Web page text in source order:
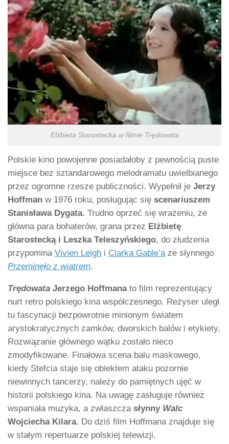
Elżbieta Starostecka w filmie Trędowata
Polskie kino powojenne posiadałoby z pewnością puste
miejsce bez sztandarowego melodramatu uwielbianego
przez ogromne rzesze publiczności. Wypełnił je Jerzy
Hoffman w 1976 roku, posługując się scenariuszem
Stanisława Dygata. Trudno oprzeć się wrażeniu, że
główna para bohaterów, grana przez Elżbietę
Starostecką i Leszka Teleszyńskiego, do złudzenia
przypomina Vivien Leigh i Clarka Gable’aze słynnego
Przeminęło z wiatrem.
Trędowata Jerzego Hoffmanato film reprezentujący
nurt retro polskiego kina współczesnego. Reżyser uległ
tu fascynacji bezpowrotnie minionym światem
arystokratycznych zamków, dworskich balów i etykiety.
Rozwiązanie głównego wątku zostało nieco
zmodyfikowane. Finałowa scena balu maskowego,
kiedy Stefcia staje się obiektem ataku pozornie
niewinnych tancerzy, należy do pamiętnych ujęć w
historii polskiego kina. Na uwagę zasługuje również
wspaniała muzyka, a zwłaszcza słynny Walc
Wojciecha Kilara. Do dziś film Hoffmana znajduje się
w stałym repertuarze polskiej telewizji.